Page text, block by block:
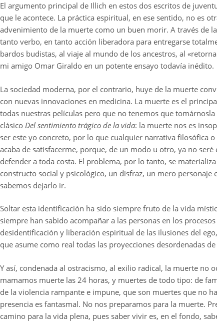
El argumento principal de Illich en estos dos escritos de
que le acontece. La práctica espiritual, en ese sentido, no es
advenimiento de la muerte como un buen morir. A través de
tanto verbo, en tanto acción liberadora para entregarse
bardos budistas, al viaje al mundo de los ancestros, al
mi amigo Omar Giraldo en un potente ensayo todavía inédito.
La sociedad moderna, por el contrario, huye de la muerte
con nuevas innovaciones en medicina. La muerte es el
todas nuestras películas pero que no tenemos que
clásico Del sentimiento trágico de la vida: la muerte nos es
ser este yo concreto, por lo que cualquier narrativa filosófica
acaba de satisfacerme, porque, de un modo u otro, ya no
defender a toda costa. El problema, por lo tanto, se
constructo social y psicológico, un disfraz, un mero
sabemos dejarlo ir.
Soltar esta identificación ha sido siempre fruto de la vida
siempre han sabido acompañar a las personas en los
desidentificación y liberación espiritual de las ilusiones del
que asume como real todas las proyecciones desordenadas
Y así, condenada al ostracismo, al exilio radical, la muerte no
mamamos muerte las 24 horas, y muertes de todo tipo: de
de la violencia rampante e impune, que son muertes que no
presencia es fantasmal. No nos preparamos para la muerte.
camino para la vida plena, pues saber vivir es, en el fondo,